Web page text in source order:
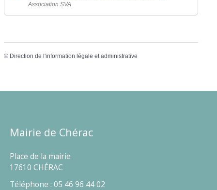
Association SVA
© Direction de l'information légale et administrative
Mairie de Chérac
Place de la mairie
17610 CHÉRAC
Téléphone : 05 46 96 44 02